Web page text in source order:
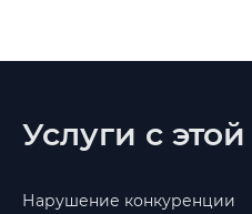
Услуги с
Нарушение конкуренции